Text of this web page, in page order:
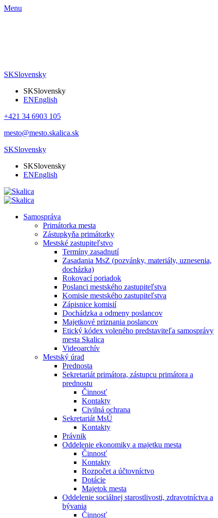
Menu
SKSlovensky
SKSlovensky
ENEnglish
+421 34 6903 105
mesto@mesto.skalica.sk
SKSlovensky
SKSlovensky
ENEnglish
Samospráva
Primátorka mesta
Zástupkyňa primátorky
Mestské zastupiteľstvo
Termíny zasadnutí
Zasadania MsZ (pozvánky, materiály, uznesenia,
docházka)
Rokovací poriadok
Poslanci mestského zastupiteľstva
Komisie mestského zastupiteľstva
Zápisnice komisií
Dochádzka a odmeny poslancov
Majetkové priznania poslancov
Etický kódex voleného predstaviteľa samosprávy
mesta Skalica
Videoarchív
Mestský úrad
Prednosta
Sekretariát primátora, zástupcu primátora a
prednostu
Činnosť
Kontakty
Civilná ochrana
Sekretariát MsÚ
Kontakty
Právnik
Oddelenie ekonomiky a majetku mesta
Činnosť
Kontakty
Rozpočet a účtovníctvo
Dotácie
Majetok mesta
Oddelenie sociálnej starostlivosti, zdravotníctva a
bývania
Činnosť